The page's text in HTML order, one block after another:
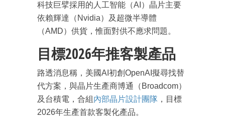
科技巨擘採用的人工智能（AI）晶片主要
依賴輝達（Nvidia）及超微半導體
（AMD）供貨，惟面對供不應求問題。
目標2026年推客製產品
路透消息稱，美國AI初創OpenAI擬尋找替
代方案，與晶片生產商博通（Broadcom）
及台積電，合組 內部晶片設計團隊 ，目標
2026年生產首款客製化產品。